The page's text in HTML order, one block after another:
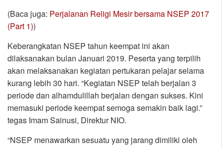
(Baca juga: Perjalanan Religi Mesir bersama NSEP 2017
(Part 1))
Keberangkatan NSEP tahun keempat ini akan
dilaksanakan bulan Januari 2019. Peserta yang terpilih
akan melaksanakan kegiatan pertukaran pelajar selama
kurang lebih 30 hari. “Kegiatan NSEP telah berjalan 3
periode dan alhamdulillah berjalan dengan sukses. Kini
memasuki periode keempat semoga semakin baik lagi.”
tegas Imam Sainusi, Direktur NIO.
“NSEP menawarkan sesuatu yang jarang dimiliki oleh